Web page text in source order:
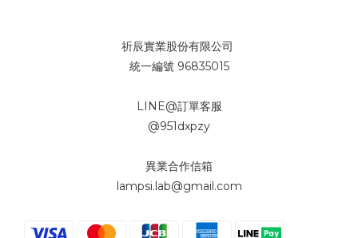
祈辰實業股份有限公司
統一編號 96835015
LINE@訂單客服
@951dxpzy
異業合作信箱
lampsi.lab@gmail.com